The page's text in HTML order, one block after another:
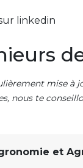
linkedin
mise à
nous te
et